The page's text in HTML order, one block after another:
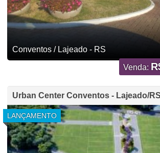
Conventos / Lajeado - RS
Venda:
Urban Center Conventos - Lajeado/
LANÇAMENTO